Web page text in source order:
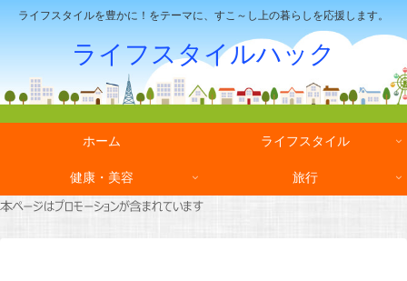
ライフスタイルを豊かに！をテーマに、すこ～し上の暮らしを応援します。
ライフスタイルハック
ホーム ライフスタイル
健康・美容 旅行